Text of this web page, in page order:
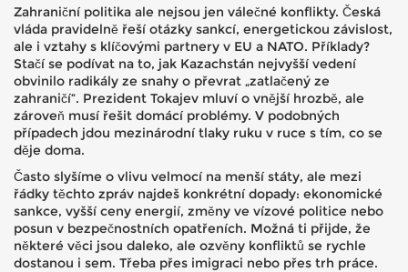
Zahraniční politika ale nejsou jen válečné konflikty. Česká
vláda pravidelně řeší otázky sankcí, energetickou závislost,
ale i vztahy s klíčovými partnery v EU a NATO. Příklady?
Stačí se podívat na to, jak Kazachstán nejvyšší vedení
obvinilo radikály ze snahy o převrat „zatlačený ze
zahraničí“. Prezident Tokajev mluví o vnější hrozbě, ale
zároveň musí řešit domácí problémy. V podobných
případech jdou mezinárodní tlaky ruku v ruce s tím, co se
děje doma.
Často slyšíme o vlivu velmocí na menší státy, ale mezi
řádky těchto zpráv najdeš konkrétní dopady: ekonomické
sankce, vyšší ceny energií, změny ve vízové politice nebo
posun v bezpečnostních opatřeních. Možná ti přijde, že
některé věci jsou daleko, ale ozvěny konfliktů se rychle
dostanou i sem. Třeba přes imigraci nebo přes trh práce.